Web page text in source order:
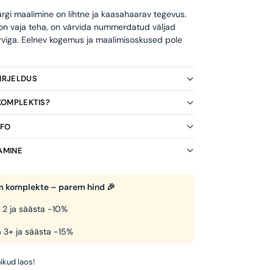
maalimine on lihtne ja kaasahaarav tegevus.
vaja teha, on värvida nummerdatud väljad
Eelnev kogemus ja maalimisoskused pole
komplekte – parem hind 🎉
2 ja säästa -10%
3+ ja säästa -15%
laos!